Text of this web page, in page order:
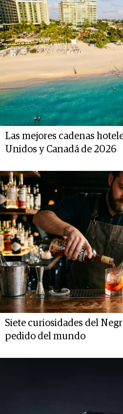
Las mejores cadenas
Unidos y Canadá de 2026
Siete curiosidades del
pedido del mundo